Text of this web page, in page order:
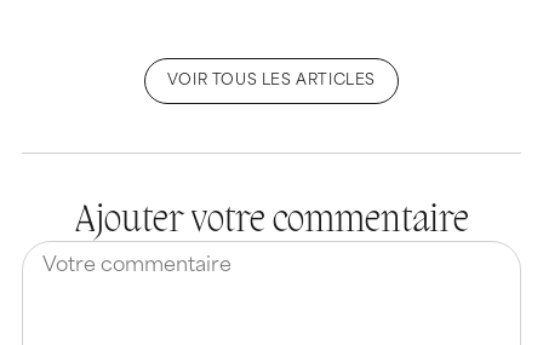
VOIR TOUS LES ARTICLES
Ajouter votre commentaire